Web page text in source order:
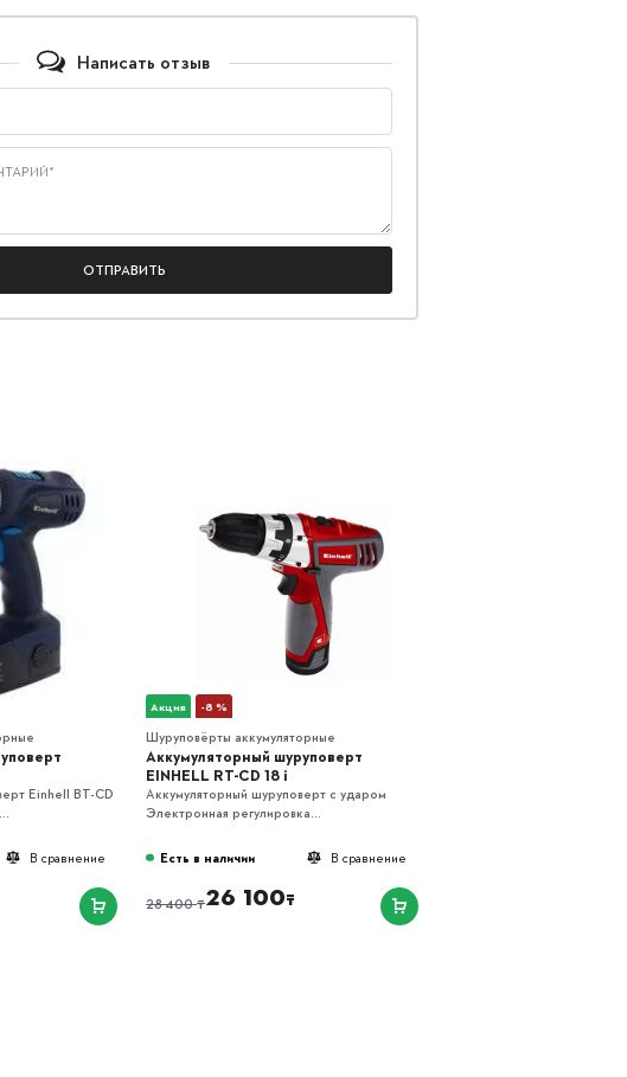
Написать отзыв
Einhell BT-CD
В сравнение
Акция -8 %
Шуруповёрты аккумуляторные
Аккумуляторный шуруповерт
EINHELL RT-CD 18 i
Аккумуляторный шуруповерт с ударом
Электронная регулировка...
В сравнение
Есть в наличии
28 400 ₸26 100₸